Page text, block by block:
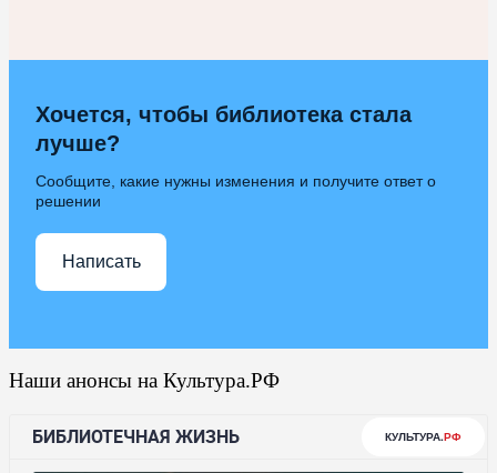
Хочется, чтобы библиотека стала
лучше?
Сообщите, какие нужны изменения и получите ответ о
решении
Написать
Наши анонсы на Культура.РФ